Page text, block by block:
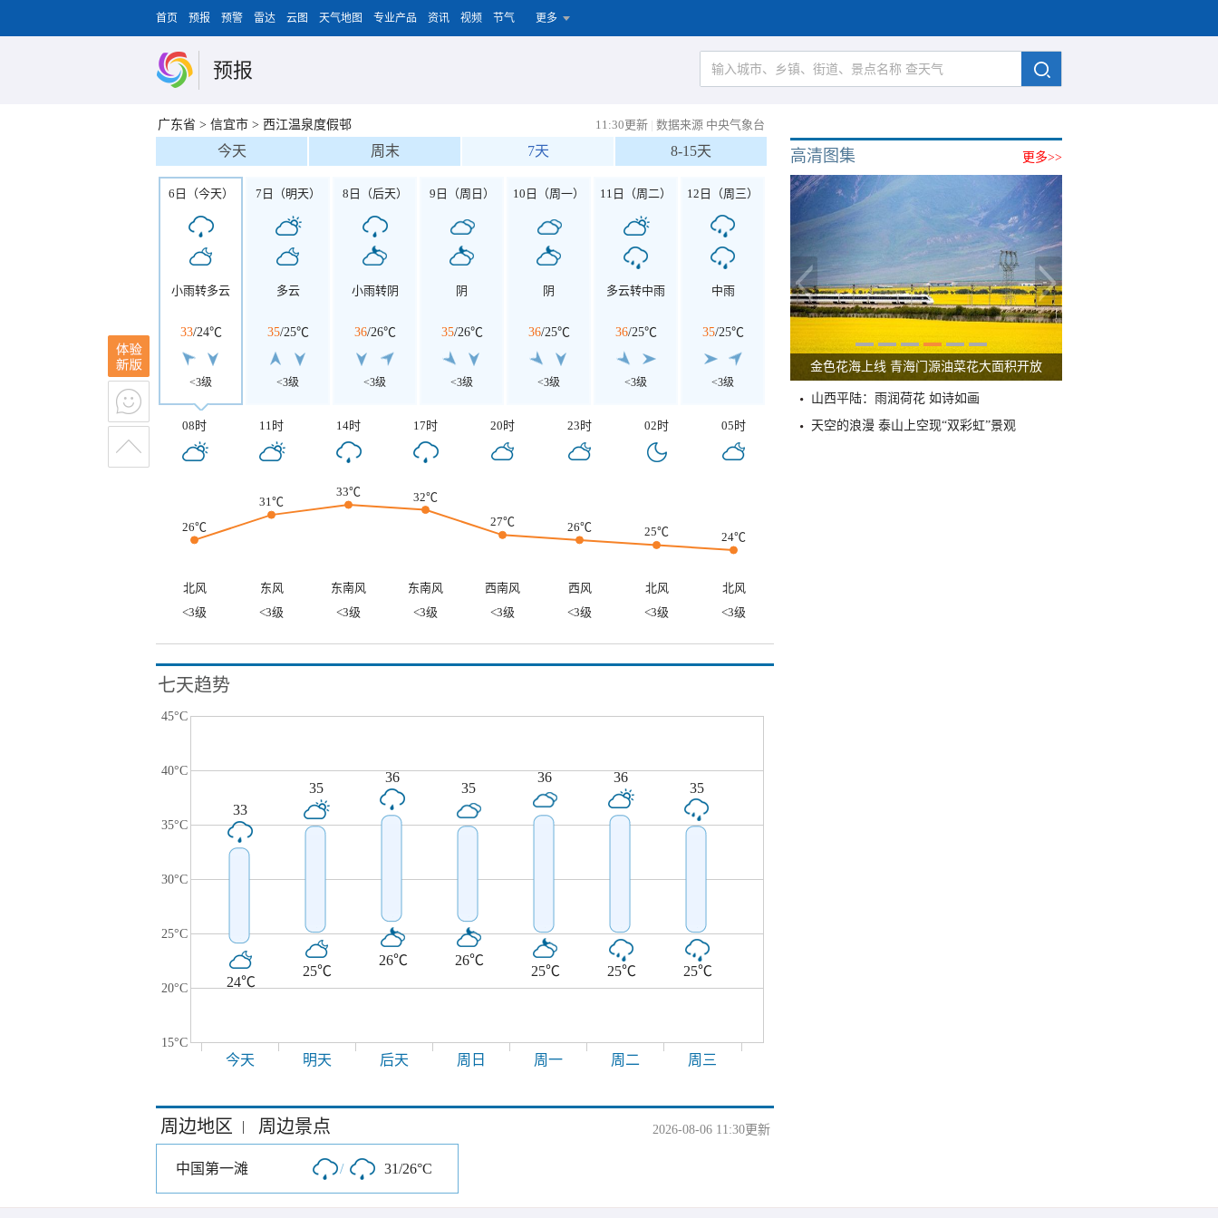
首页 预报 预警 雷达 云图 天气地图 专业产品 资讯 视频 节气 更多
预报
广东省 > 信宜市 > 西江温泉度假邨 11:30更新 | 数据来源 中央气象台
今天 周末 7天 8-15天
6日（今天）
小雨转多云
33/24℃
<3级
7日（明天）
多云
35/25℃
<3级
8日（后天）
小雨转阴
36/26℃
<3级
9日（周日）
阴
35/26℃
<3级
10日（周一）
阴
36/25℃
<3级
11日（周二）
多云转中雨
36/25℃
<3级
12日（周三）
中雨
35/25℃
<3级
08时 11时 14时 17时 20时 23时 02时 05时
26℃
31℃
33℃
32℃
27℃
26℃ 25℃ 24℃
北风 东风 东南风 东南风 西南风 西风 北风
北风
<3级
<3级 <3级 <3级 <3级 <3级 <3级 <3级
七天趋势
45°C
40°C
35°C
30°C
25°C
20°C
15°C
33
24℃
35
25℃
36
26℃
35
26℃
36
25℃
36
25℃
35
25℃
今天 明天 后天 周日 周一 周二 周三
周边地区 | 周边景点 2026-08-06 11:30更新
中国第一滩 / 31/26°C
更多>>
高清图集
金色花海上线 青海门源油菜花大面积开放
山西平陆：雨润荷花 如诗如画
天空的浪漫 泰山上空现“双彩虹”景观